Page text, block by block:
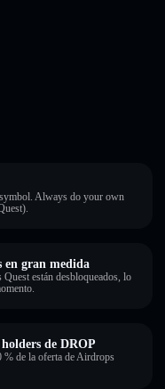
Always do your own
en gran medida
están desbloqueados, lo
de DROP
% de la oferta de Airdrops